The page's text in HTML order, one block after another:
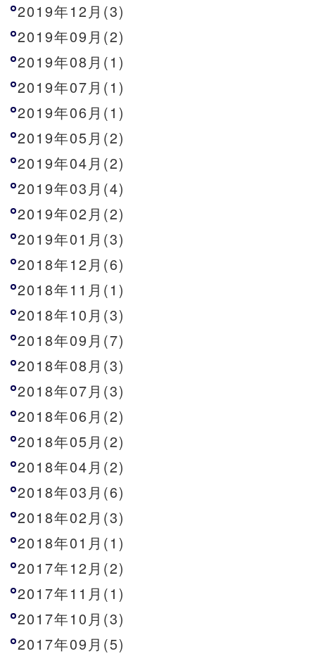
2019年12月(3)
2019年09月(2)
2019年08月(1)
2019年07月(1)
2019年06月(1)
2019年05月(2)
2019年04月(2)
2019年03月(4)
2019年02月(2)
2019年01月(3)
2018年12月(6)
2018年11月(1)
2018年10月(3)
2018年09月(7)
2018年08月(3)
2018年07月(3)
2018年06月(2)
2018年05月(2)
2018年04月(2)
2018年03月(6)
2018年02月(3)
2018年01月(1)
2017年12月(2)
2017年11月(1)
2017年10月(3)
2017年09月(5)